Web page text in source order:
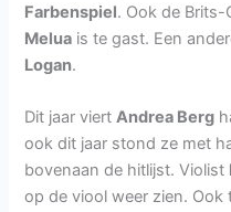
Farbenspiel. Ook de Brits-
Melua is te gast. Een
Logan.
Dit jaar viertAndrea Berg
ook dit jaar stond ze met
bovenaan de hitlijst. Violist
op de viool weer zien.